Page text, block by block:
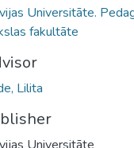
Universitāte.
fakultāte
Lilita